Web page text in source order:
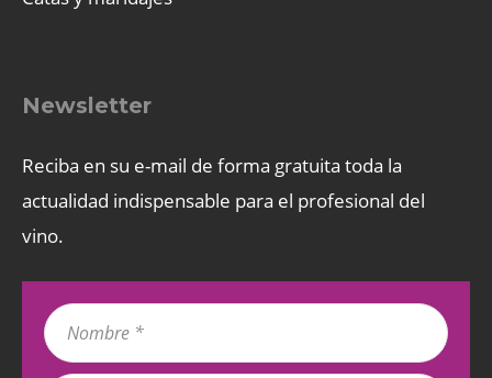
Newsletter
Reciba en su e-mail de forma gratuita toda la
actualidad indispensable para el profesional del
vino.